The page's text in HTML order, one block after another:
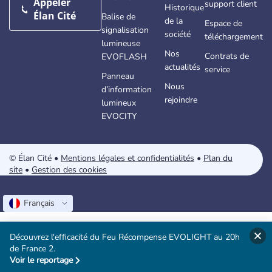
Élan Cité
Balise de
signalisation
lumineuse
EVOFLASH
Panneau
d’information
lumineux
EVOCITY
Historique
de la
société
Nos
actualités
Nous
rejoindre
support client
Espace de
téléchargement
Contrats de
service
© Élan Cité • Mentions légales et confidentialités • Plan du
site • Gestion des cookies
Français
Découvrez l'efficacité du Feu Récompense EVOLIGHT au 20h
de France 2.
Voir le reportage